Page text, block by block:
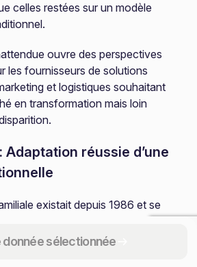
donnée sélectionnée
celles restées sur un modèle
ouvre des perspectives
les fournisseurs de solutions
et logistiques souhaitant
en transformation mais loin
Adaptation réussie d’une
existait depuis 1986 et se
à repenser entièrement notre